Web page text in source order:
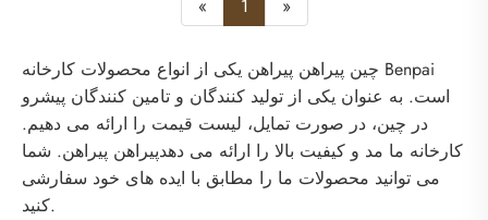
« 1 »
چین پیراهن پیراهن یکی از انواع محصولات کارخانه Benpai
است. به عنوان یکی از تولید کنندگان و تامین کنندگان پیشرو
در چین، در صورت تمایل، لیست قیمت را ارائه می دهیم.
کارخانه ما مد و کیفیت بالا را ارائه می دهدپیراهن پیراهن. شما
می توانید محصولات ما را مطابق با ایده های خود سفارشی
کنید.